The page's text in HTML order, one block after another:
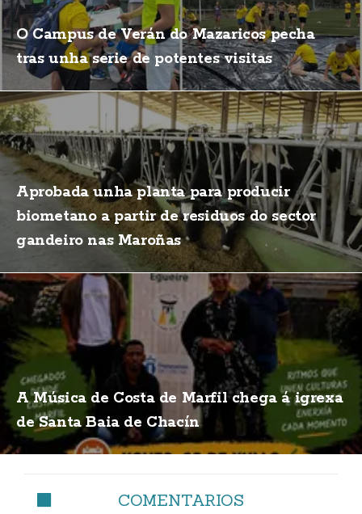
O Campus de Verán do Mazaricos pecha
tras unha serie de potentes visitas
Aprobada unha planta para producir
biometano a partir de residuos do sector
gandeiro nas Maroñas
A Música de Costa de Marfil chega á igrexa
de Santa Baia de Chacín
COMENTARIOS